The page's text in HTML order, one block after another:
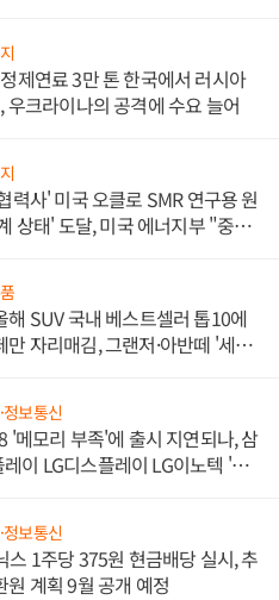
제연료 3만 톤 한국에서 러시아
우크라이나의 공격에 수요 늘어
력사' 미국 오클로 SMR 연구용 원
상태' 도달, 미국 에너지부 "중요
해 SUV 국내 베스트셀러 톱10에
만 자리매김, 그랜저·아반떼 '세단
정보통신
'메모리 부족'에 출시 지연되나, 삼
이 LG디스플레이 LG이노텍 '탈
정보통신
스 1주당 375원 현금배당 실시, 추
원 계획 9월 공개 예정